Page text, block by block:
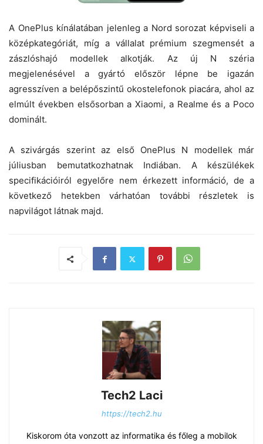
A OnePlus kínálatában jelenleg a Nord sorozat képviseli a
középkategóriát, míg a vállalat prémium szegmensét a
zászlóshajó modellek alkotják. Az új N széria
megjelenésével a gyártó először lépne be igazán
agresszíven a belépőszintű okostelefonok piacára, ahol az
elmúlt években elsősorban a Xiaomi, a Realme és a Poco
dominált.
A szivárgás szerint az első OnePlus N modellek már
júliusban bemutatkozhatnak Indiában. A készülékek
specifikációiról egyelőre nem érkezett információ, de a
következő hetekben várhatóan további részletek is
napvilágot látnak majd.
Tech2 Laci
https://tech2.hu
Kiskorom óta vonzott az informatika és főleg a mobilok